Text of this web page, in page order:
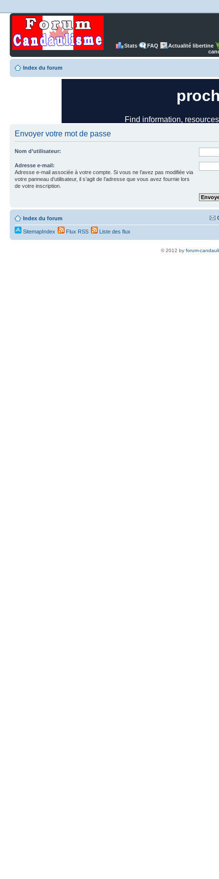
Stats FAQ
Actualité libertine
Index du forum
Envoyer votre mot de passe
Nom d’utilisateur:
Adresse e-mail:
Adresse e-mail associée à votre compte. Si vous ne l’avez pas modifiée via
votre panneau d’utilisateur, il s’agit de l’adresse que vous avez fournie lors
de votre inscription.
Index du forum
SitemapIndex Flux RSS Liste des flux
© 2012 by forum-